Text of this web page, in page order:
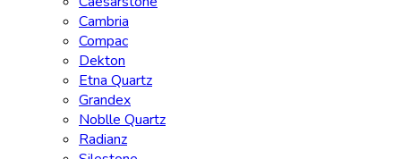
Cambria
Compac
Dekton
Etna Quartz
Grandex
Noblle Quartz
Radianz